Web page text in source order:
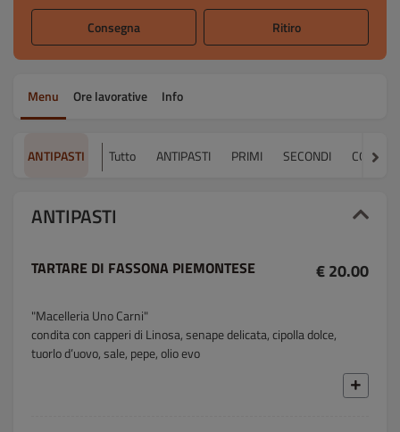
Consegna Ritiro
Menu Ore lavorative Info
ANTIPASTI Tutto ANTIPASTI PRIMI SECONDI
ANTIPASTI
TARTARE DI FASSONA PIEMONTESE € 20.00
"Macelleria Uno Carni"
condita con capperi di Linosa, senape delicata, cipolla dolce,
tuorlo d’uovo, sale, pepe, olio evo